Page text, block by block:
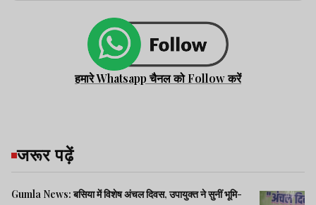
हमारे Whatsapp चैनल को Follow करें
जरूर पढ़ें
Gumla News: बसिया में विशेष अंचल दिवस, उपायुक्त ने सुनीं भूमि-